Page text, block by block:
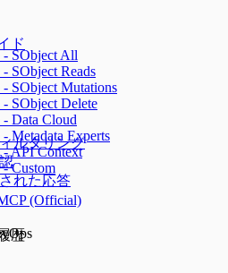
- SObject All
- SObject Reads
- SObject Mutations
- SObject Delete
- Data Cloud
- Metadata Experts
- API Context
- Custom
(Official)
ド
ルタリング
れた応答
歴